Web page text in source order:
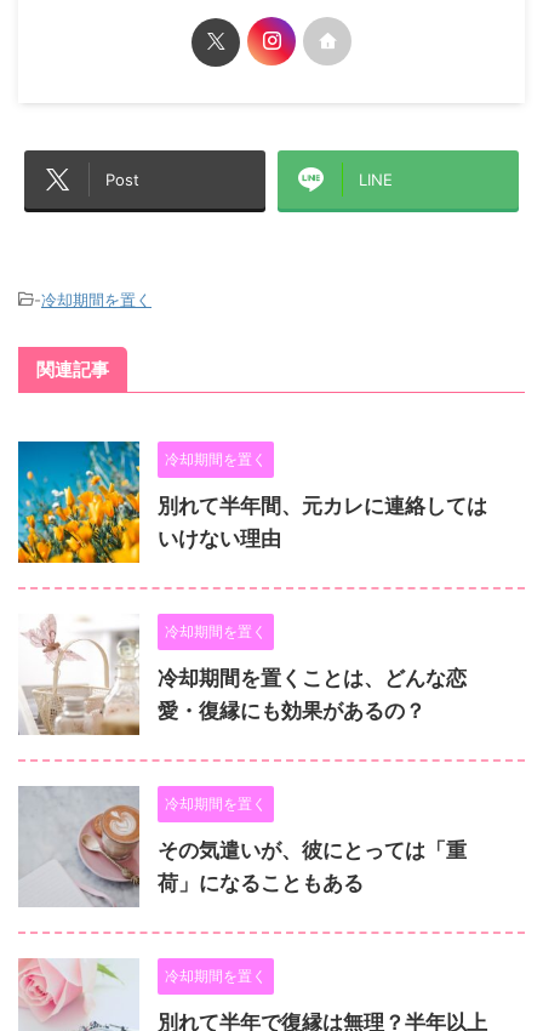
Post LINE
-冷却期間を置く
関連記事
冷却期間を置く
別れて半年間、元カレに連絡しては
いけない理由
冷却期間を置く
冷却期間を置くことは、どんな恋
愛・復縁にも効果があるの？
冷却期間を置く
その気遣いが、彼にとっては「重
荷」になることもある
冷却期間を置く
別れて半年で復縁は無理？半年以上